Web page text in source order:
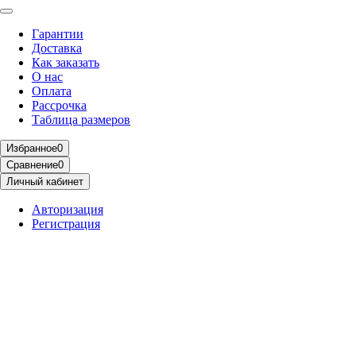
Гарантии
Доставка
Как заказать
О нас
Оплата
Рассрочка
Таблица размеров
Избранное0
Сравнение0
Личный кабинет
Авторизация
Регистрация